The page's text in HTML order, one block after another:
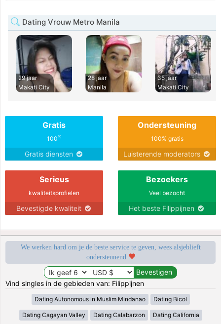
Dating Vrouw Metro Manila
29 jaar
Makati City
28 jaar
Manila
35 jaar
Makati City
Gratis
100%
Gratis diensten
Ondersteuning
100% gratis
Luisterende moderators
Serieus
kwaliteitsprofielen
Bevestigde kwaliteit
Bezoekers
Veel bezocht
Het beste Filippijnen
We werken hard om je de beste service te geven, wees alsjeblieft
ondersteunend
Vind singles in de gebieden van: Filippijnen
Dating Autonomous in Muslim Mindanao Dating Bicol
Dating Cagayan Valley Dating Calabarzon Dating California